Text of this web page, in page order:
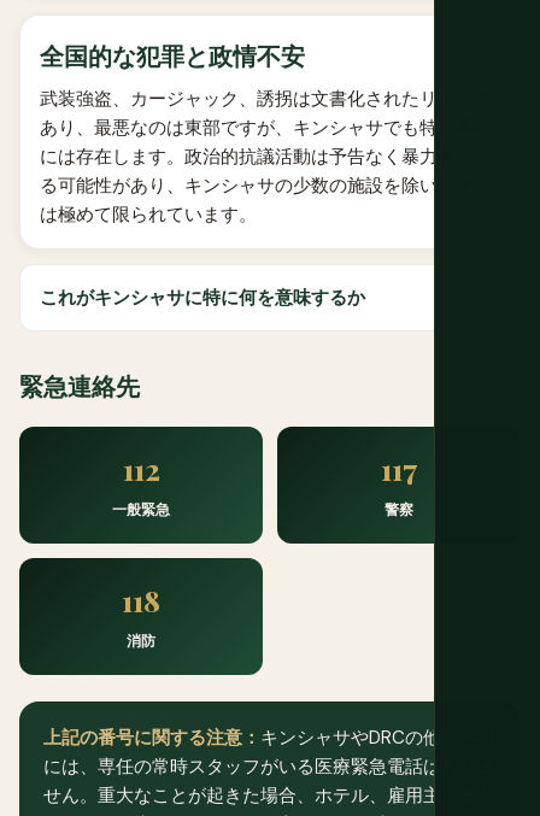
全国的な犯罪と政情不安
武装強盗、カージャック、誘拐は文書化されたリスクで
あり、最悪なのは東部ですが、キンシャサでも特に夜間
には存在します。政治的抗議活動は予告なく暴力的にな
る可能性があり、キンシャサの少数の施設を除いて医療
は極めて限られています。
これがキンシャサに特に何を意味するか
緊急連絡先
112
一般緊急
117
警察
118
消防
上記の番号に関する注意： キンシャサやDRCの他の地域
には、専任の常時スタッフがいる医療緊急電話はありま
せん。重大なことが起きた場合、ホテル、雇用主、また